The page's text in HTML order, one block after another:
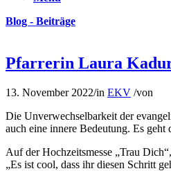
Blog - Beiträge
Pfarrerin Laura Kadur
13. November 2022/in EKV /von
Die Unverwechselbarkeit der
auch eine innere Bedeutung. Es geht
Auf der Hochzeitsmesse „Trau
„Es ist cool, dass ihr diesen Schritt